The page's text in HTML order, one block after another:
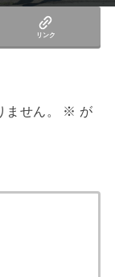
リンク
せん。 ※ が